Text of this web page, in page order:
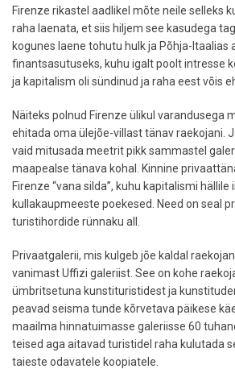
Firenze rikastel aadlikel mõte neile selleks
raha laenata, et siis hiljem see kasudega
kogunes laene tohutu hulk ja Põhja-Itaalias
finantsasutuseks, kuhu igalt poolt intresse
ja kapitalism oli sündinud ja raha eest võis
Näiteks polnud Firenze ülikul varandusega
ehitada oma ülejõe-villast tänav raekojani.
vaid mitusada meetrit pikk sammastel
maapealse tänava kohal. Kinnine
Firenze “vana silda”, kuhu kapitalismi
kullakaupmeeste poekesed. Need on seal
turistihordide rünnaku all.
Privaatgalerii, mis kulgeb jõe kaldal
vanimast Uffizi galeriist. See on kohe
ümbritsetuna kunstituristidest ja
peavad seisma tunde kõrvetava päikese
maailma hinnatuimasse galeriisse 60
teised aga aitavad turistidel raha kulutada
taieste odavatele koopiatele.